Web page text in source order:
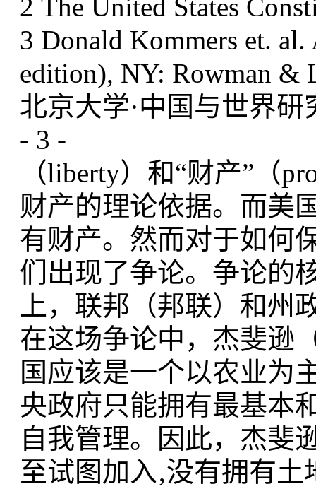
2 The United States
3 Donald Kommers et.
edition), NY: Rowman &
北京大学·中国与世界
- 3 -
（liberty）和“财产”（
财产的理论依据。而美
有财产。然而对于如何
们出现了争论。争论的
上，联邦（邦联）和州
在这场争论中，杰斐逊
国应该是一个以农业为
央政府只能拥有最基本
自我管理。因此，杰斐
至试图加入‚没有拥有